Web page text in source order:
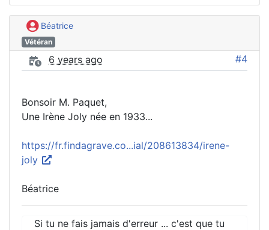
Béatrice
Vétéran
6 years ago #4
Bonsoir M. Paquet,
Une Irène Joly née en 1933...
https://fr.findagrave.co...ial/208613834/irene-
joly
Béatrice
Si tu ne fais jamais d'erreur ... c'est que tu